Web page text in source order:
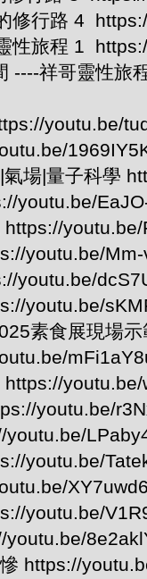
修行路 4
性旅程 1
----祥哥靈性
youtu.be/
場|量子科學
youtu.be/
https://
youtu.be/
youtu.be/
youtu.be/
素食展現場
https://
youtu.be/
youtu.be/
youtu.be/
youtu.be/
youtu.be/
https://